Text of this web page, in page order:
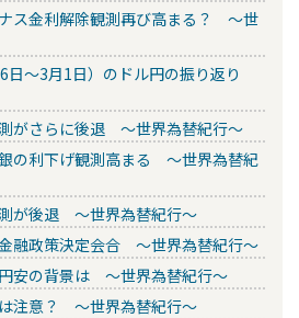
ナス金利解除観測再び高まる？ ～世
日～3月1日）のドル円の振り返り
測がさらに後退 ～世界為替紀行～
銀の利下げ観測高まる ～世界為替紀
測が後退 ～世界為替紀行～
金融政策決定会合 ～世界為替紀行～
円安の背景は ～世界為替紀行～
は注意？ ～世界為替紀行～